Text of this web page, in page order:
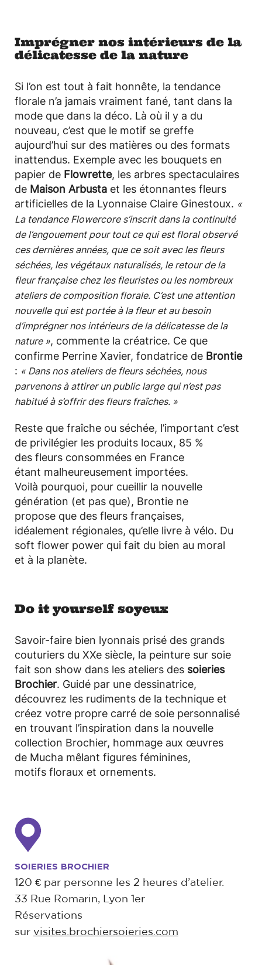
Imprégner nos intérieurs de la
délicatesse de la nature
Si l’on est tout à fait honnête, la tendance
florale n’a jamais vraiment fané, tant dans la
mode que dans la déco. Là où il y a du
nouveau, c’est que le motif se greffe
aujourd’hui sur des matières ou des formats
inattendus. Exemple avec les bouquets en
papier de Flowrette, les arbres spectaculaires
de Maison Arbusta et les étonnantes fleurs
artificielles de la Lyonnaise Claire Ginestoux. «
La tendance Flowercore s’inscrit dans la continuité
de l’engouement pour tout ce qui est floral observé
ces dernières années, que ce soit avec les fleurs
séchées, les végétaux naturalisés, le retour de la
fleur française chez les fleuristes ou les nombreux
ateliers de composition florale. C’est une attention
nouvelle qui est portée à la fleur et au besoin
d’imprégner nos intérieurs de la délicatesse de la
nature », commente la créatrice. Ce que
confirme Perrine Xavier, fondatrice de Brontie
: « Dans nos ateliers de fleurs séchées, nous
parvenons à attirer un public large qui n’est pas
habitué à s’offrir des fleurs fraîches. »
Reste que fraîche ou séchée, l’important c’est
de privilégier les produits locaux, 85 %
des fleurs consommées en France
étant malheureusement importées.
Voilà pourquoi, pour cueillir la nouvelle
génération (et pas que), Brontie ne
propose que des fleurs françaises,
idéalement régionales, qu’elle livre à vélo. Du
soft flower power qui fait du bien au moral
et à la planète.
Do it yourself soyeux
Savoir-faire bien lyonnais prisé des grands
couturiers du XXe siècle, la peinture sur soie
fait son show dans les ateliers des soieries
Brochier. Guidé par une dessinatrice,
découvrez les rudiments de la technique et
créez votre propre carré de soie personnalisé
en trouvant l’inspiration dans la nouvelle
collection Brochier, hommage aux œuvres
de Mucha mêlant figures féminines,
motifs floraux et ornements.
SOIERIES BROCHIER
120 € par personne les 2 heures d’atelier.
33 Rue Romarin, Lyon 1er
Réservations
sur visites.brochiersoieries.com